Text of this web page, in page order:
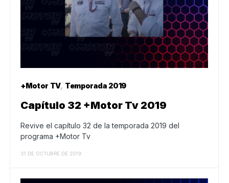
+Motor TV Temporada 2019
Capítulo 32 +Motor Tv 2019
Revive el capítulo 32 de la temporada 2019 del
programa +Motor Tv
31 DE OCTUBRE DE 2019